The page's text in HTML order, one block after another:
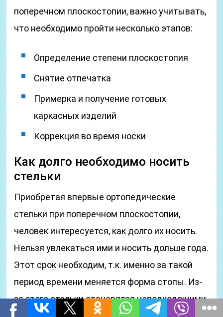
поперечном плоскостопии, важно учитывать,
что необходимо пройти несколько этапов:
Определение степени плоскостопия
Снятие отпечатка
Примерка и получение готовых
каркасных изделий
Коррекция во время носки
Как долго необходимо носить
стельки
Приобретая впервые ортопедические
стельки при поперечном плоскостопии,
человек интересуется, как долго их носить.
Нельзя увлекаться ими и носить дольше года.
Этот срок необходим, т.к. именно за такой
период времени меняется форма стопы. Из-
за этого стельки становятся неподходящими,